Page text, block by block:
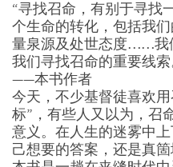
“寻找召命，有别于寻找
个生命的转化，包括我
量泉源及处世态度……我
我们寻找召命的重要线索
——本书作者
今天，不少基督徒喜欢
标”，有些人又以为，召
意义。在人生的迷雾中
己想要的答案，还是真